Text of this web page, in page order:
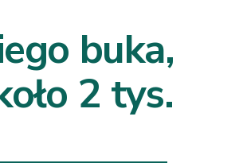
buka,
2 tys.